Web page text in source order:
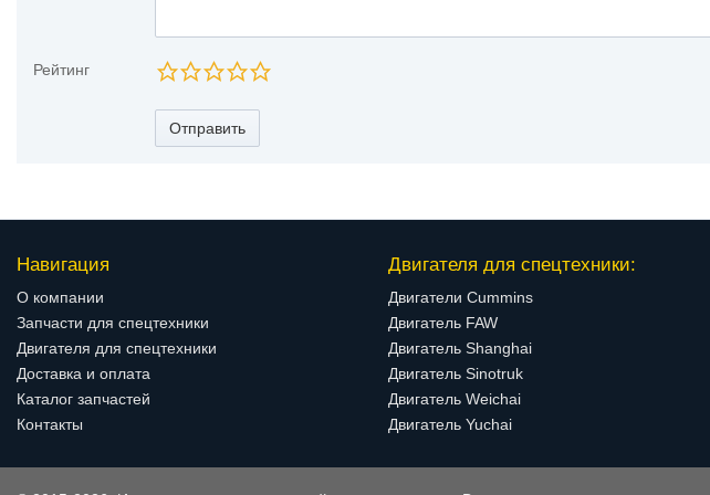
Рейтинг
Отправить
Навигация
О компании
Запчасти для спецтехники
Двигателя для спецтехники
Доставка и оплата
Каталог запчастей
Контакты
Двигателя для спецтехники:
Двигатели Cummins
Двигатель FAW
Двигатель Shanghai
Двигатель Sinotruk
Двигатель Weichai
Двигатель Yuchai